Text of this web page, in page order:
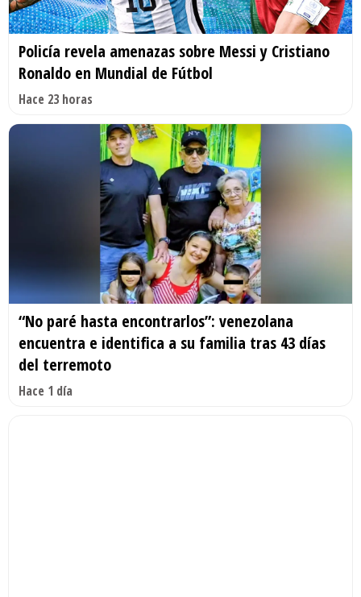
Policía revela amenazas sobre Messi y Cristiano
Ronaldo en Mundial de Fútbol
Hace 23 horas
“No paré hasta encontrarlos”: venezolana
encuentra e identifica a su familia tras 43 días
del terremoto
Hace 1 día